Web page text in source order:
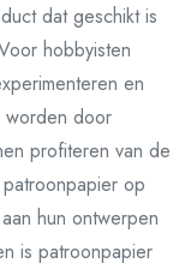
dat geschikt is
hobbyisten
en
door
profiteren van de
op
hun ontwerpen
is patroonpapier